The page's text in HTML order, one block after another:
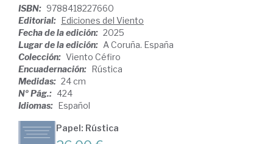
ISBN: 9788418227660
Editorial: Ediciones del Viento
Fecha de la edición: 2025
Lugar de la edición: A Coruña. España
Colección: Viento Céfiro
Encuadernación: Rústica
Medidas: 24 cm
Nº Pág.: 424
Idiomas: Español
Papel: Rústica